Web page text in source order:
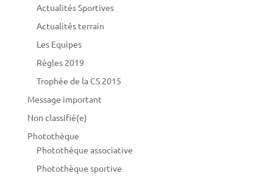
Actualités Sportives
Actualités terrain
Les Equipes
Règles 2019
Trophée de la CS 2015
Message important
Non classifié(e)
Photothèque
Photothèque associative
Photothèque sportive